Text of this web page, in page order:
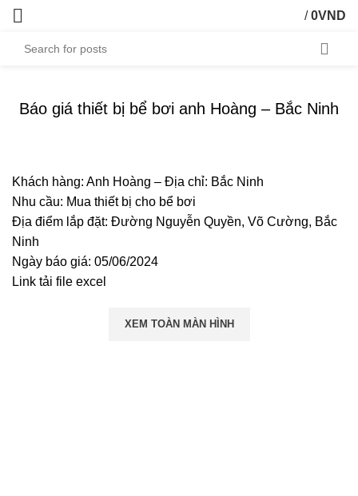
/ 0VND
Báo giá thiết bị bể bơi anh Hoàng – Bắc Ninh
Khách hàng: Anh Hoàng – Địa chỉ: Bắc Ninh
Nhu cầu: Mua thiết bị cho bể bơi
Địa điểm lắp đặt: Đường Nguyễn Quyền, Võ Cường, Bắc
Ninh
Ngày báo giá: 05/06/2024
Link tải file excel
XEM TOÀN MÀN HÌNH